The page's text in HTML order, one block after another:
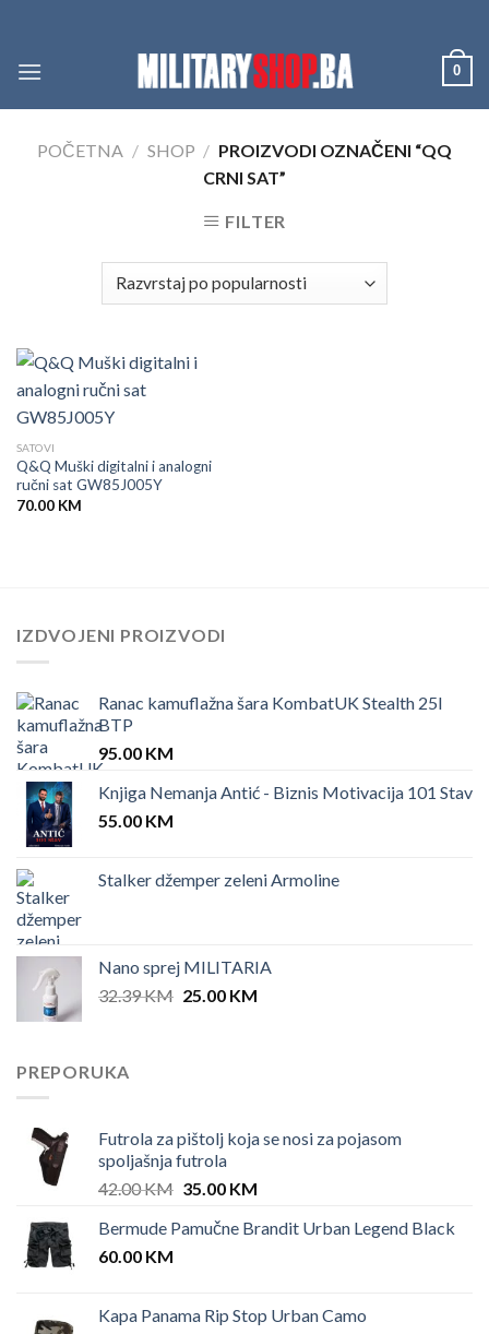
content
0
POČETNA / SHOP / PROIZVODI OZNAČENI “QQ
CRNI SAT”
FILTER
SATOVI
Q&Q Muški digitalni i analogni
ručni sat GW85J005Y
70.00 KM
IZDVOJENI PROIZVODI
Ranac kamuflažna šara KombatUK Stealth 25l
BTP
95.00 KM
Knjiga Nemanja Antić - Biznis Motivacija 101 Stav
55.00 KM
Stalker džemper zeleni Armoline
Nano sprej MILITARIA
32.39KM Original
25.00 KMCurrent
PREPORUKA
Futrola za pištolj koja se nosi za pojasom
spoljašnja futrola
42.00KM Original
was:
35.00 KMCurrent
is:
Bermude Pamučne Brandit Urban Legend Black
60.00 KM
Kapa Panama Rip Stop Urban Camo